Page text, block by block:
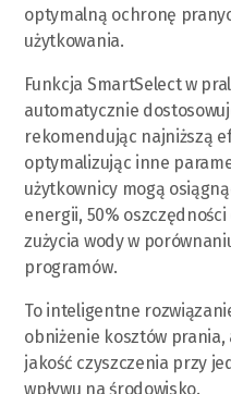
optymalną ochronę
użytkowania.
Funkcja SmartSelect w
automatycznie
rekomendując najniższą
optymalizując inne
użytkownicy mogą
energii, 50%
zużycia wody w
programów.
To inteligentne
obniżenie kosztów prania,
jakość czyszczenia przy
wpływu na środowisko.